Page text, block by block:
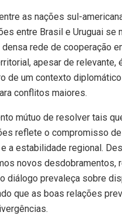
as nações sul-
entre Brasil e Uruguai se
densa rede de cooperação
apesar de relevante,
de um contexto
conflitos maiores.
mútuo de resolver tais
reflete o compromisso
a estabilidade regional.
novos desdobramentos,
diálogo prevaleça sobre
que as boas relações